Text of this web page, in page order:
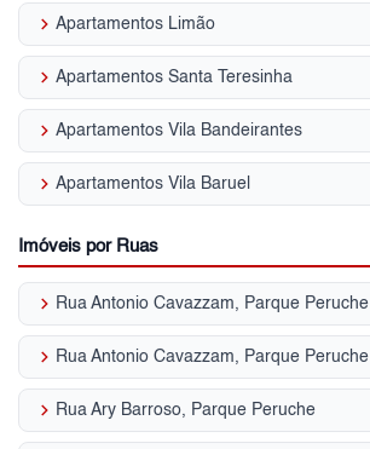
keyboard_arrow_right Apartamentos Limão
keyboard_arrow_right Apartamentos Santa Teresinha
keyboard_arrow_right Apartamentos Vila Bandeirantes
keyboard_arrow_right Apartamentos Vila Baruel
Imóveis por Ruas
keyboard_arrow_right Rua Antonio Cavazzam, Parque Peruche
keyboard_arrow_right Rua Antonio Cavazzam, Parque Peruche
keyboard_arrow_right Rua Ary Barroso, Parque Peruche